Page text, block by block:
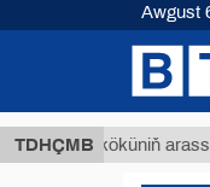
TDHÇMBarassalanmadyk
Awgust